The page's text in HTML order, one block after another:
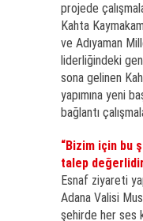
projede
Kahta
ve Adıyaman
liderliğindeki
sona gelinen
yapımına yeni
bağlantı
“Bizim için bu
talep
Esnaf ziyareti
Adana Valisi
şehirde her ses